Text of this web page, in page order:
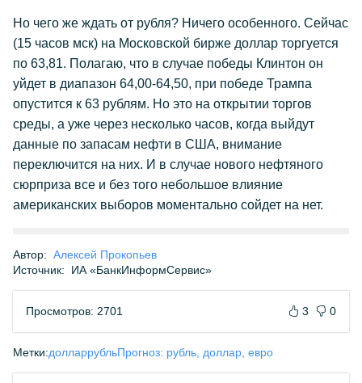
Но чего же ждать от рубля? Ничего особенного. Сейчас
(15 часов мск) на Московской бирже доллар торгуется
по 63,81. Полагаю, что в случае победы Клинтон он
уйдет в диапазон 64,00-64,50, при победе Трампа
опустится к 63 рублям. Но это на открытии торгов
среды, а уже через несколько часов, когда выйдут
данные по запасам нефти в США, внимание
переключится на них. И в случае нового нефтяного
сюрприза все и без того небольшое влияние
американских выборов моментально сойдет на нет.
Автор: Алексей Прокопьев
Источник:
ИА «БанкИнформСервис»
Просмотров: 2701 3 0
Метки:долларрубльПрогноз: рубль, доллар, евро